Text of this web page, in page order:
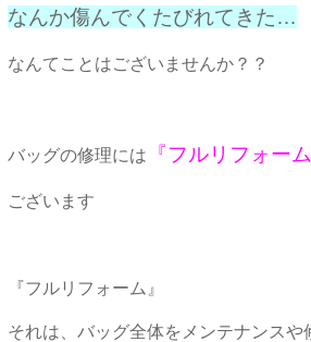
なんか傷んでくたびれてきた…
なんてことはございませんか？？
バッグの修理には 『フルリフォーム
ございます
『フルリフォーム』
それは、バッグ全体をメンテナンスや